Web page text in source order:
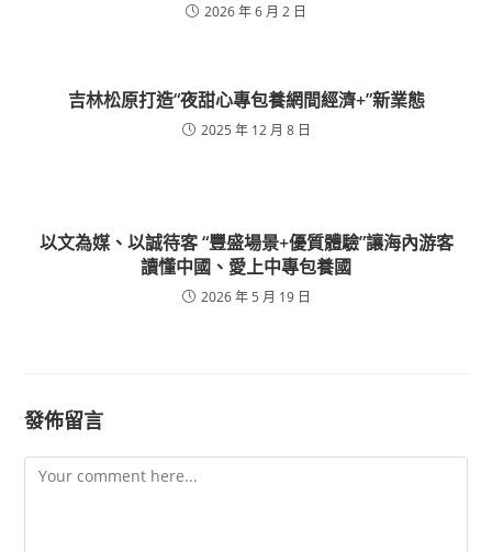
2026 年 6 月 2 日
吉林松原打造“夜甜心專包養網間經濟+”新業態
2025 年 12 月 8 日
以文為媒、以誠待客 “豐盛場景+優質體驗”讓海內游客
讀懂中國、愛上中專包養國
2026 年 5 月 19 日
發佈留言
Comment